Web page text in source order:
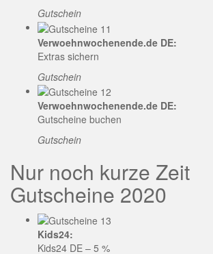
Gutschein
Verwoehnwochenende.de DE:
Extras sichern
Gutschein
Verwoehnwochenende.de DE:
Gutscheine buchen
Gutschein
Nur noch kurze Zeit
Gutscheine 2020
Kids24:
Kids24 DE – 5 %